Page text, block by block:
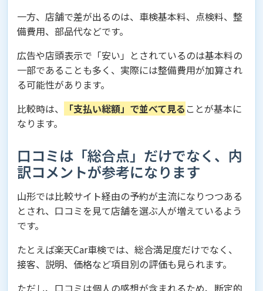
一方、店舗で差が出るのは、車検基本料、点検料、整
備費用、部品代などです。
広告や店頭表示で「安い」とされているのは基本料の
一部であることも多く、実際には整備費用が加算され
る可能性があります。
比較時は、
「支払い総額」で並べて見る ことが基本に
なります。
口コミは「総合点」だけでなく、内
訳コメントが参考になります
山形では比較サイト経由の予約が主流になりつつある
とされ、口コミを見て店舗を選ぶ人が増えているよう
です。
たとえば楽天Car車検では、総合満足度だけでなく、
接客、説明、価格など項目別の評価も見られます。
ただし、口コミは個人の感想が含まれるため、断定的